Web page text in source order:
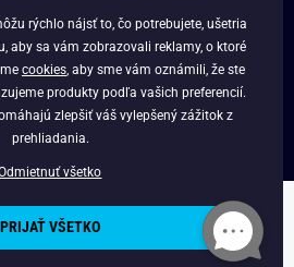
Všetky práva vyhradené. webdesign ©
litvanyi.sk
rýchlo nájsť to, čo potrebujete, ušetria
aby sa vám zobrazovali reklamy, o ktoré
cookies , aby sme vám oznámili, že ste
produkty podľa vašich preferencií.
zlepšiť váš vylepšený zážitok z
prehliadania.
všetko
PRIJAŤ VŠETKO